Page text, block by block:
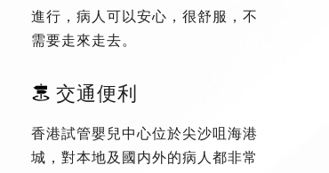
進行，病人可以安心，很舒服，不
需要走來走去。
交通便利
香港試管嬰兒中心位於尖沙咀海港
城，對本地及國内外的病人都非常